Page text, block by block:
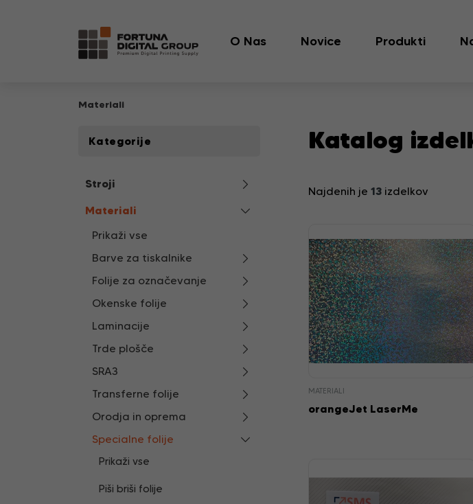
O Nas Novice Produkti
Materiali
Kategorije
Stroji
Materiali
Prikaži vse
Barve za tiskalnike
Folije za označevanje
Okenske folije
Laminacije
Trde plošče
SRA3
Transferne folije
Orodja in oprema
Specialne folije
Prikaži vse
Piši briši folije
Katalog
Najdenih je 13izdelkov
MATERIALI
orangeJet LaserMe